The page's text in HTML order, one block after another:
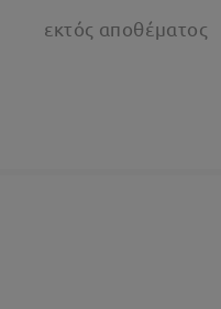
εκτός αποθέματος